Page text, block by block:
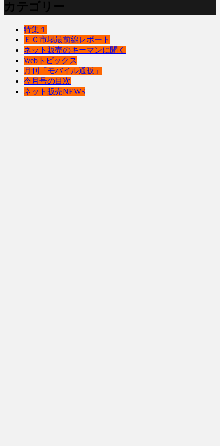
カテゴリー
特集１
ＥＣ市場最前線レポート
ネット販売のキーマンに聞く
Webトピックス
月刊「モバイル通販」
今月号の目次
ネット販売NEWS